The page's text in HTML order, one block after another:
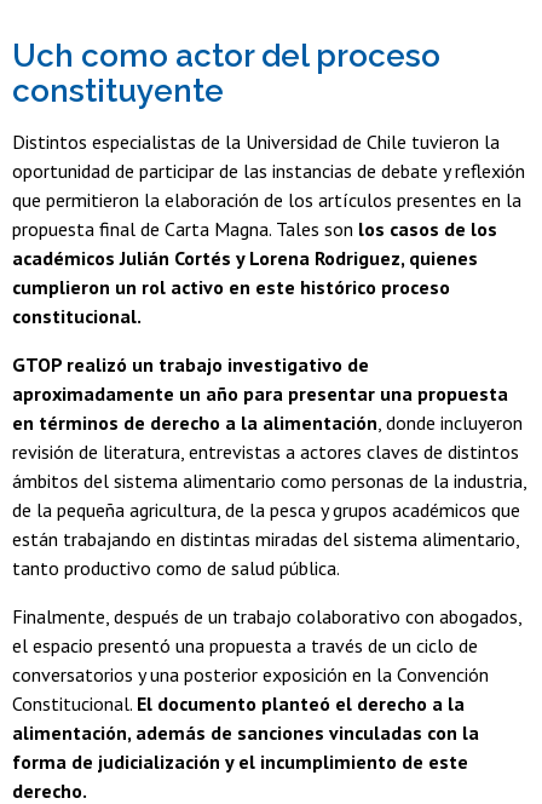
Uch como actor del proceso
constituyente
Distintos especialistas de la Universidad de Chile tuvieron la
oportunidad de participar de las instancias de debate y reflexión
que permitieron la elaboración de los artículos presentes en la
propuesta final de Carta Magna. Tales son los casos de los
académicos Julián Cortés y Lorena Rodriguez, quienes
cumplieron un rol activo en este histórico proceso
constitucional.
GTOP realizó un trabajo investigativo de
aproximadamente un año para presentar una propuesta
en términos de derecho a la alimentación , donde incluyeron
revisión de literatura, entrevistas a actores claves de distintos
ámbitos del sistema alimentario como personas de la industria,
de la pequeña agricultura, de la pesca y grupos académicos que
están trabajando en distintas miradas del sistema alimentario,
tanto productivo como de salud pública.
Finalmente, después de un trabajo colaborativo con abogados,
el espacio presentó una propuesta a través de un ciclo de
conversatorios y una posterior exposición en la Convención
Constitucional. El documento planteó el derecho a la
alimentación, además de sanciones vinculadas con la
forma de judicialización y el incumplimiento de este
derecho.